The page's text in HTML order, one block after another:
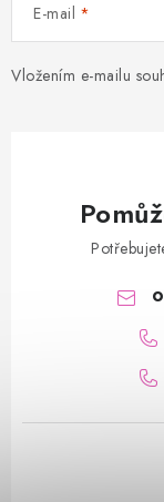
E-mail
Vložením e-mailu